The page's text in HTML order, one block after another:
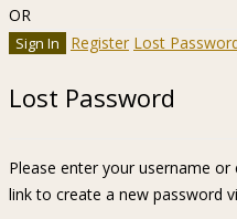
OR
Register Lost
Lost Password
Please enter your username or
link to create a new password